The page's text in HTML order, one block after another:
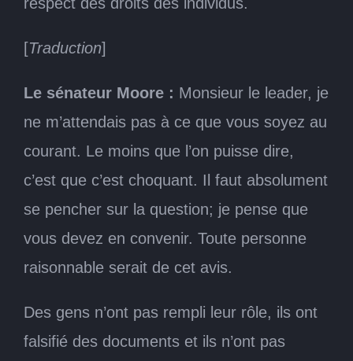
[Traduction]
Le sénateur Moore : Monsieur le leader, je
ne m’attendais pas à ce que vous soyez au
courant. Le moins que l’on puisse dire,
c’est que c’est choquant. Il faut absolument
se pencher sur la question; je pense que
vous devez en convenir. Toute personne
raisonnable serait de cet avis.
Des gens n’ont pas rempli leur rôle, ils ont
falsifié des documents et ils n’ont pas